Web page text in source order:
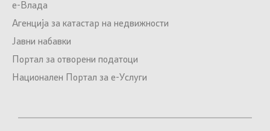
е-Влада
Агенција за катастар на недвижности
Јавни набавки
Портал за отворени податоци
Национален Портал за е-Услуги